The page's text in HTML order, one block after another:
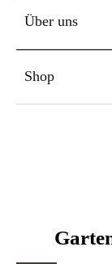
Über uns
Shop